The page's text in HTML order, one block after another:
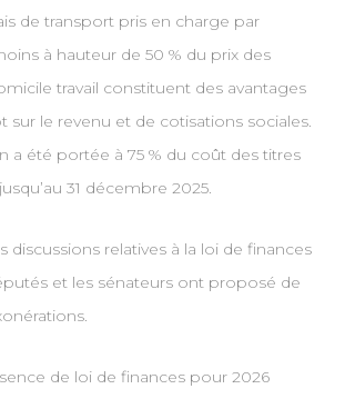
de transport pris en charge par
à hauteur de 50 % du prix des
travail constituent des avantages
sur le revenu et de cotisations sociales.
a été portée à 75 % du coût des titres
31 décembre 2025.
discussions relatives à la loi de finances
et les sénateurs ont proposé de
de loi de finances pour 2026